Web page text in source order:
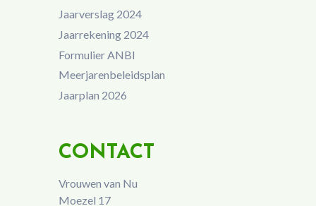
Jaarverslag 2024
Jaarrekening 2024
Formulier ANBI
Meerjarenbeleidsplan
Jaarplan 2026
CONTACT
Vrouwen van Nu
Moezel 17